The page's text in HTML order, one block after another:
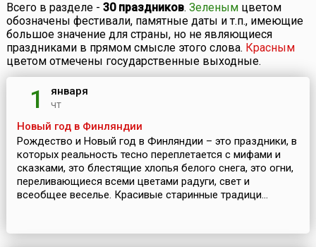
Всего в разделе - 30 праздников. Зеленымцветом
обозначены фестивали, памятные даты и т.п., имеющие
большое значение для страны, но не являющиеся
праздниками в прямом смысле этого слова. Красным
цветом отмечены государственные выходные.
1 января
чт
Новый год в Финляндии
Рождество и Новый год в Финляндии – это праздники, в
которых реальность тесно переплетается с мифами и
сказками, это блестящие хлопья белого снега, это огни,
переливающиеся всеми цветами радуги, свет и
всеобщее веселье. Красивые старинные традици...